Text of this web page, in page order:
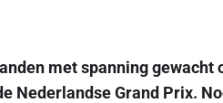
met spanning gewacht
Nederlandse Grand Prix.